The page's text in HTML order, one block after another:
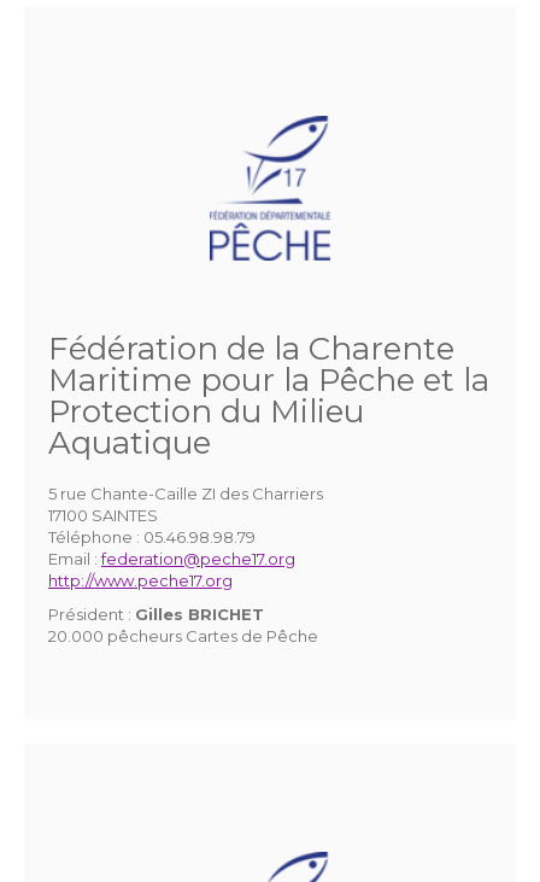
Fédération de la Charente
Maritime pour la Pêche et la
Protection du Milieu
Aquatique
5 rue Chante-Caille ZI des Charriers
17100 SAINTES
Téléphone : 05.46.98.98.79
Email :federation@peche17.org
http://www.peche17.org
Président : Gilles BRICHET
20.000 pêcheurs Cartes de Pêche